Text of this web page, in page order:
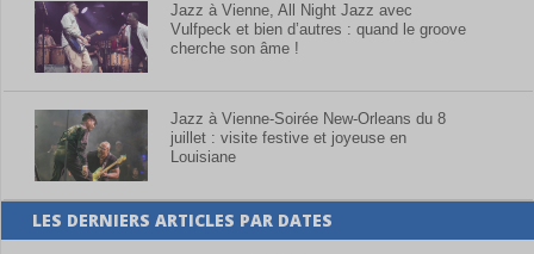
Jazz à Vienne, All Night Jazz avec
Vulfpeck et bien d’autres : quand le groove
cherche son âme !
Jazz à Vienne-Soirée New-Orleans du 8
juillet : visite festive et joyeuse en
Louisiane
LES DERNIERS ARTICLES PAR DATES